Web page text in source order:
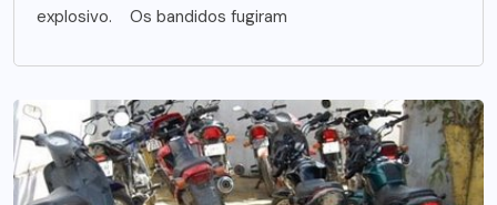
explosivo. Os bandidos fugiram